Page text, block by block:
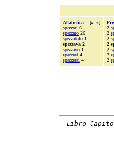
Alfabetica [« »]
spezzati 6
spezzato 26
spezzatolo 1
spezzava 2
spezzavo 1
spezzerà 4
spezzerai 4
2
2
2
2
2
2
2
Libro